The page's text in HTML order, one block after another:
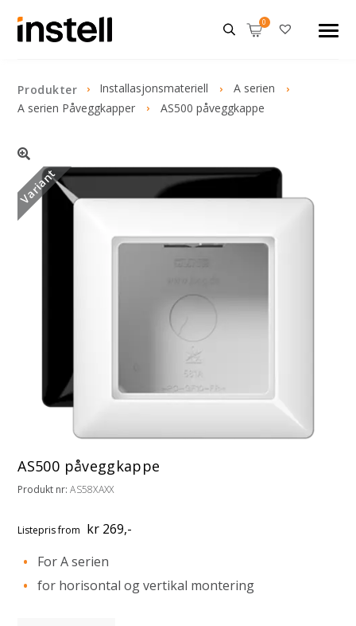
Produkter Installasjonsmateriell
A serien
A serien Påveggkapper
AS500 påveggkappe
Variant
AS500 påveggkappe
Produkt nr:AS58XAXX
Listeprisfrom kr 269,-
For A serien
for horisontal og vertikal montering